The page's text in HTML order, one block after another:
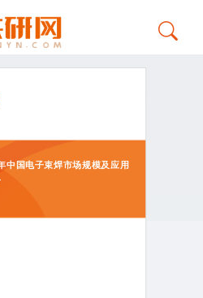
中国电子束焊市场规模及应用